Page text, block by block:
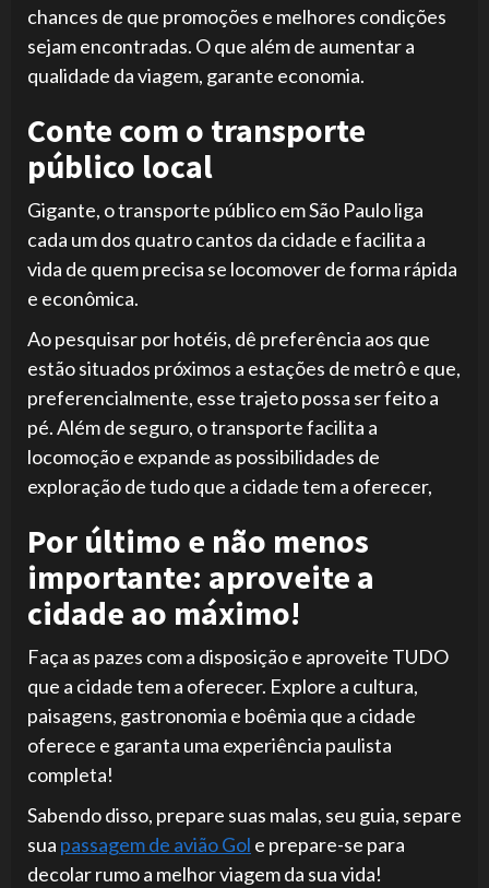
chances de que promoções e melhores condições
sejam encontradas. O que além de aumentar a
qualidade da viagem, garante economia.
Conte com o transporte
público local
Gigante, o transporte público em São Paulo liga
cada um dos quatro cantos da cidade e facilita a
vida de quem precisa se locomover de forma rápida
e econômica.
Ao pesquisar por hotéis, dê preferência aos que
estão situados próximos a estações de metrô e que,
preferencialmente, esse trajeto possa ser feito a
pé. Além de seguro, o transporte facilita a
locomoção e expande as possibilidades de
exploração de tudo que a cidade tem a oferecer,
Por último e não menos
importante: aproveite a
cidade ao máximo!
Faça as pazes com a disposição e aproveite TUDO
que a cidade tem a oferecer. Explore a cultura,
paisagens, gastronomia e boêmia que a cidade
oferece e garanta uma experiência paulista
completa!
Sabendo disso, prepare suas malas, seu guia, separe
sua passagem de avião Gol e prepare-se para
decolar rumo a melhor viagem da sua vida!